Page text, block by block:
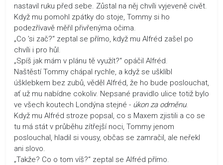
nastavil ruku před sebe. Zůstal na něj chvíli vyjeveně civět.
Když mu pomohl zpátky do stoje, Tommy si ho
podezřívavě měřil přivřenýma očima.
„Co ’si zač?“ zeptal se přímo, když mu Alfréd zašel po
chvíli i pro hůl.
„Spíš jak mám v plánu tě využít?“ opáčil Alfréd.
Naštěstí Tommy chápal rychle, a když se ušklíbl
úšklebkem bez zubů, věděl Alfréd, že ho bude poslouchat,
ať už mu nabídne cokoliv. Nepsané pravidlo ulice totiž bylo
ve všech koutech Londýna stejné - úkon za odměnu.
Když mu Alfréd stroze popsal, co s Maxem zjistili a co se
tu má stát v průběhu zítřejší noci, Tommy jenom
poslouchal, hladil si vousy, občas se zamračil, ale neřekl
ani slovo.
„Takže? Co o tom víš?“ zeptal se Alfréd přímo.